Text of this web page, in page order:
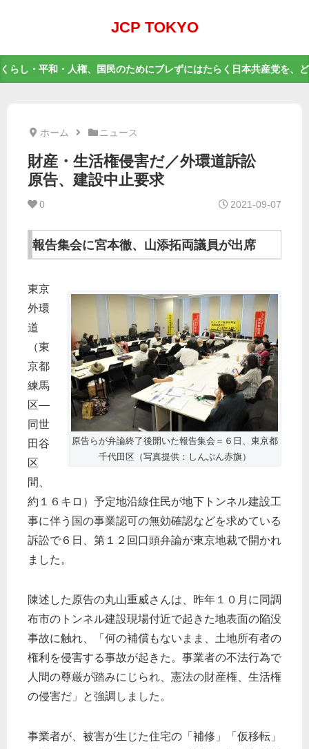
JCP TOKYO
くらし・平和・人権、国民のためにブレずにはたらく日本共産党を、
ホーム ニュース
財産・生活権侵害だ／外環道訴訟
原告、建設中止要求
0 2021-09-07
報告集会に宮本徹、山添拓両議員が出席
原告らが弁論終了後開いた報告集会＝６日、東京都
千代田区（写真提供：しんぶん赤旗）
東京
外環
道
（東
京都
練馬
区―
同世
田谷
区
間、
約１６キロ）予定地沿線住民が地下トンネル建設工
事に伴う国の事業認可の無効確認などを求めている
訴訟で６日、第１２回口頭弁論が東京地裁で開かれ
ました。
陳述した原告の丸山重威さんは、昨年１０月に同調
布市のトンネル建設現場付近で起きた地表面の陥没
事故に触れ、「何の補償もないまま、土地所有者の
権利を侵害する事故が起きた。事業者の不法行為で
人間の尊厳が踏みにじられ、憲法の財産権、生活権
の侵害だ」と強調しました。
事業者が、被害が生じた住宅の「補修」「仮移転」